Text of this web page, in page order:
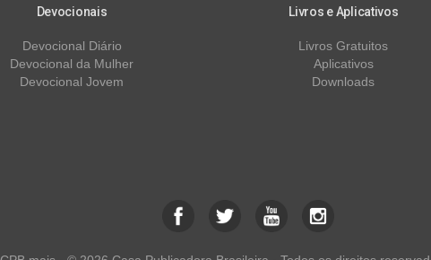
Devocionais
Devocional Diário
Devocional da Mulher
Devocional Jovem
Livros e Aplicativos
Livros Gratuitos
Aplicativos
Downloads